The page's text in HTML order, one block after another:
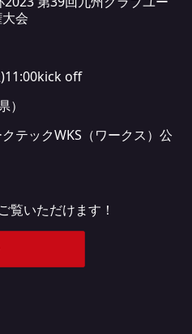
会
off
テックWKS（ワークス）公
覧いただけます！